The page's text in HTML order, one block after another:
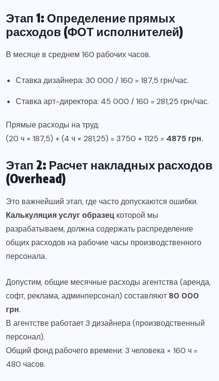
Этап 1: Определение прямых
расходов (ФОТ исполнителей)
В месяце в среднем 160 рабочих часов.
Ставка дизайнера: 30 000 / 160 = 187,5 грн/час.
Ставка арт-директора: 45 000 / 160 = 281,25 грн/час.
Прямые расходы на труд:
(20 ч × 187,5) + (4 ч × 281,25) = 3750 + 1125 = 4875 грн.
Этап 2: Расчет накладных расходов
(Overhead)
Это важнейший этап, где часто допускаются ошибки.
Калькуляция услуг образец которой мы
разрабатываем, должна содержать распределение
общих расходов на рабочие часы производственного
персонала.
Допустим, общие месячные расходы агентства (аренда,
софт, реклама, админперсонал) составляют 80 000
грн.
В агентстве работает 3 дизайнера (производственный
персонал).
Общий фонд рабочего времени: 3 человека × 160 ч =
480 часов.